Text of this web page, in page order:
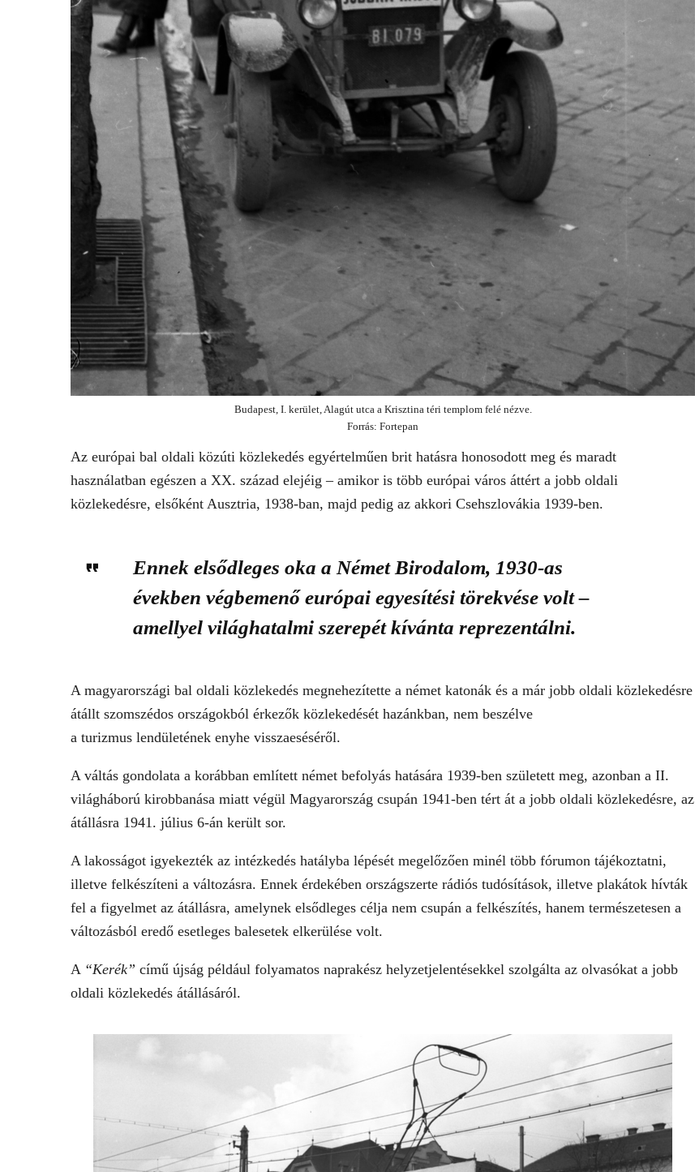
Budapest, I. kerület, Alagút utca a Krisztina téri templom felé nézve.
Forrás: Fortepan
Az európai bal oldali közúti közlekedés egyértelműen brit hatásra honosodott meg és maradt
használatban egészen a XX. század elejéig – amikor is több európai város áttért a jobb oldali
közlekedésre, elsőként Ausztria, 1938-ban, majd pedig az akkori Csehszlovákia 1939-ben.
Ennek elsődleges oka a Német Birodalom, 1930-as
években végbemenő európai egyesítési törekvése volt –
amellyel világhatalmi szerepét kívánta reprezentálni.
A magyarországi bal oldali közlekedés megnehezítette a német katonák és a már jobb oldali közlekedésre
átállt szomszédos országokból érkezők közlekedését hazánkban, nem beszélve
a turizmus lendületének enyhe visszaeséséről.
A váltás gondolata a korábban említett német befolyás hatására 1939-ben született meg, azonban a II.
világháború kirobbanása miatt végül Magyarország csupán 1941-ben tért át a jobb oldali közlekedésre, az
átállásra 1941. július 6-án került sor.
A lakosságot igyekezték az intézkedés hatályba lépését megelőzően minél több fórumon tájékoztatni,
illetve felkészíteni a változásra. Ennek érdekében országszerte rádiós tudósítások, illetve plakátok hívták
fel a figyelmet az átállásra, amelynek elsődleges célja nem csupán a felkészítés, hanem természetesen a
változásból eredő esetleges balesetek elkerülése volt.
A “Kerék” című újság például folyamatos naprakész helyzetjelentésekkel szolgálta az olvasókat a jobb
oldali közlekedés átállásáról.